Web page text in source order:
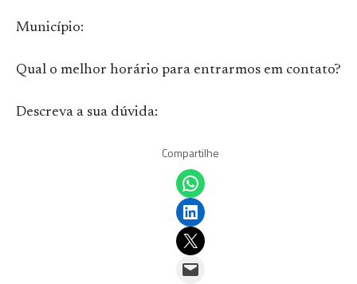
Município:
Qual o melhor horário para entrarmos em contato?
Descreva a sua dúvida:
Compartilhe
Share on WhatsApp
Share on LinkedIn
Email this Page
Email this Page